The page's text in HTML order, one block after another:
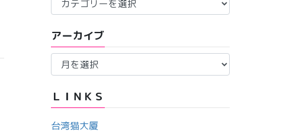
テ
リ
ー
アーカイブ
ア
イ
ブ
ＬＩＮＫＳ
台湾猫大厦